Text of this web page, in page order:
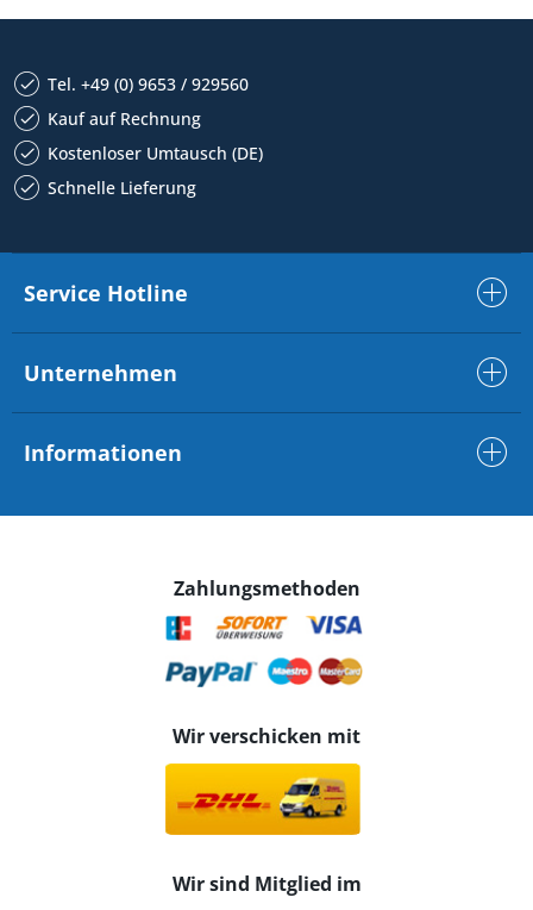
Tel. +49 (0) 9653 / 929560
Kauf auf Rechnung
Kostenloser Umtausch (DE)
Schnelle Lieferung
Service Hotline
Unternehmen
Informationen
Zahlungsmethoden
Wir verschicken mit
Wir sind Mitglied im